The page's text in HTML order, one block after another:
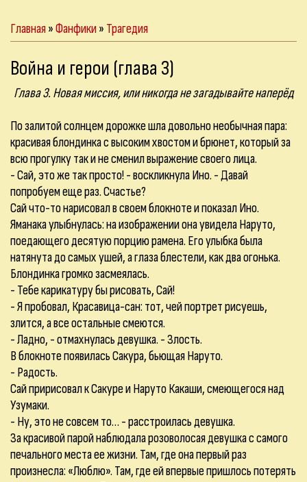
Главная»Фанфики» Трагедия
Война и герои (глава 3)
Глава 3. Новая миссия, или никогда не загадывайте наперёд
По залитой солнцем дорожке шла довольно необычная пара:
красивая блондинка с высоким хвостом и брюнет, который за
всю прогулку так и не сменил выражение своего лица.
- Сай, это же так просто! - воскликнула Ино. - Давай
попробуем еще раз. Счастье?
Сай что-то нарисовал в своем блокноте и показал Ино.
Яманака улыбнулась: на изображении она увидела Наруто,
поедающего десятую порцию рамена. Его улыбка была
натянута до самых ушей, а глаза блестели, как два огонька.
Блондинка громко засмеялась.
- Тебе карикатуру бы рисовать, Сай!
- Я пробовал, Красавица-сан: тот, чей портрет рисуешь,
злится, а все остальные смеются.
- Ладно, - отмахнулась девушка. - Злость.
В блокноте появилась Сакура, бьющая Наруто.
- Радость.
Сай пририсовал к Сакуре и Наруто Какаши, смеющегося над
Узумаки.
- Ну, это не совсем то… - расстроилась девушка.
За красивой парой наблюдала розоволосая девушка с самого
печального места ее жизни. Там, где она первый раз
произнесла: «Люблю». Там, где ей впервые пришлось потерять